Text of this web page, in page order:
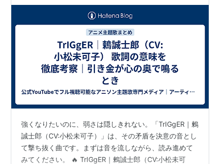
ガールフレンド（仮）（千代浦あやめ）
解放少女SIN（環小神子）
神様と運命覚醒のクロステーゼ（宙海マリエル）
テイルズ オブ ゼスティリア（ロゼ）
ドラゴンクエストヒーローズ 闇竜と世界樹の城（ジ
ュリエッタ）
あんさんぶるガールズ!! （黒森すず）
ゼルダ無双 ハイラルオールスターズ（リンクル）
（白銀つむぎ）
よるのないくに2（ルーエンハイド・アリアロド）
ラジアントヒストリア パーフェクトクロノロジー
強くなりたいのに、弱さは隠しきれない。「TrIGgER｜鶫
誠士郎（CV:小松未可子）」は、その矛盾を決意の音とし
て撃ち抜く曲です。まずは音を流しながら、読み進めて
みてください。 🔥 TrIGgER｜鶫誠士郎（CV:小松未可